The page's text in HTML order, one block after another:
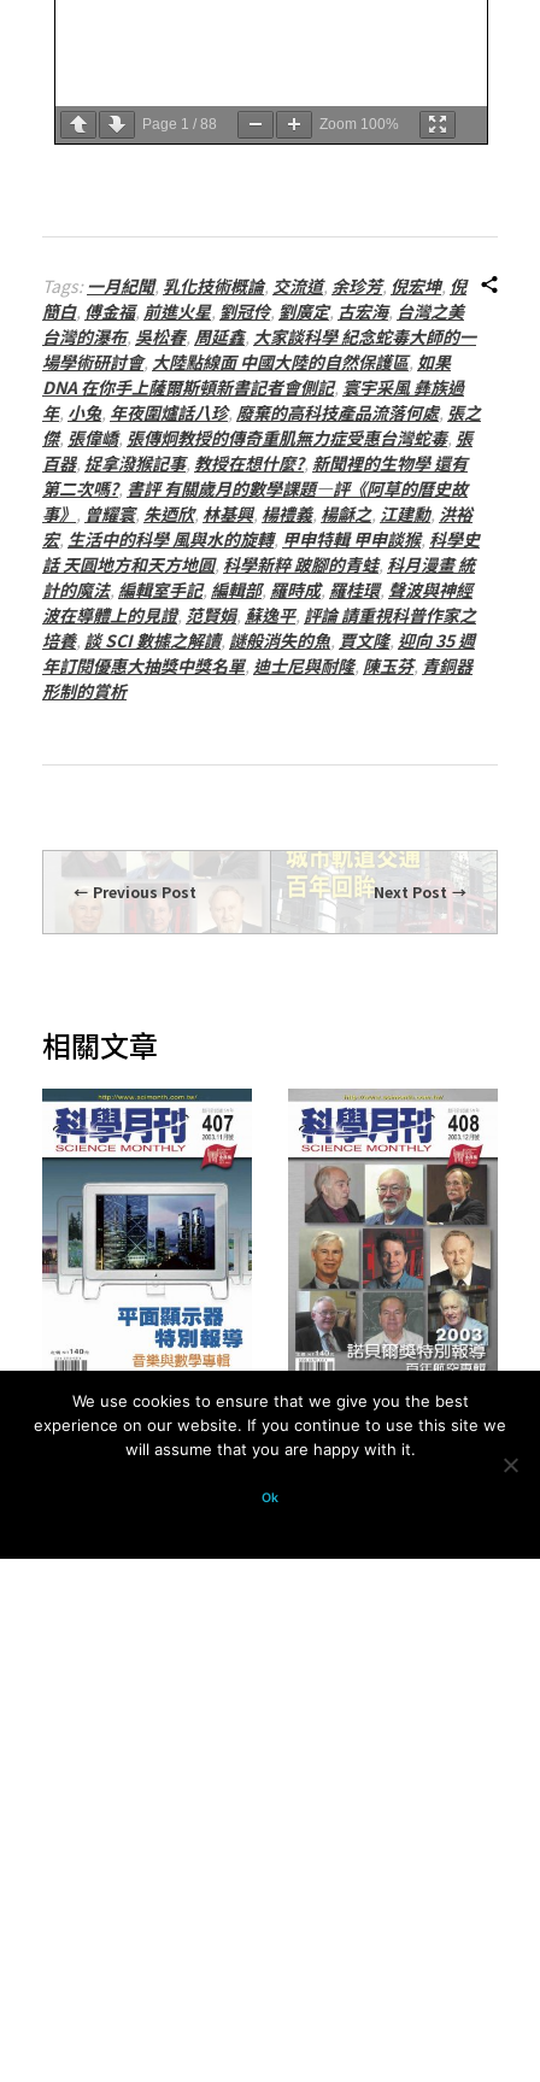
Page 1 / 88 Zoom 100%
Tags:一月紀聞, 乳化技術概論, 交流道, 余珍芳, 倪宏坤, 倪
簡白, 傅金福, 前進火星, 劉冠伶, 劉廣定, 古宏海, 台灣之美
台灣的瀑布, 吳松春, 周延鑫, 大家談科學 紀念蛇毒大師的一
場學術研討會, 大陸點線面 中國大陸的自然保護區, 如果
DNA 在你手上薩爾斯頓新書記者會側記, 寰宇采風 彝族過
年, 小兔, 年夜圍爐話八珍, 廢棄的高科技產品流落何處, 張之
傑, 張偉嶠, 張傳炯教授的傳奇重肌無力症受惠台灣蛇毒, 張
百器, 捉拿潑猴記事, 教授在想什麼?, 新聞裡的生物學 還有
第二次嗎?, 書評 有關歲月的數學課題—評《阿草的曆史故
事》 , 曾耀寰, 朱迺欣, 林基興, 楊禮義, 楊龢之, 江建勳, 洪裕
宏, 生活中的科學 風與水的旋轉, 甲申特輯 甲申談猴, 科學史
話 天圓地方和天方地圓, 科學新粹 跛腳的青蛙, 科月漫畫 統
計的魔法, 編輯室手記, 編輯部, 羅時成, 羅桂環, 聲波與神經
波在導體上的見證, 范賢娟, 蘇逸平, 評論 請重視科普作家之
培養, 談 SCI 數據之解讀, 謎般消失的魚, 賈文隆, 迎向 35 週
年訂閱優惠大抽獎中獎名單, 迪士尼與耐隆, 陳玉芬, 青銅器
形制的賞析
Previous Post Next Post
相關文章
2003 年第 34 卷第
11 期 - 總號第 407 期
2003 年第 34 卷第
12 期 - 總號第 408 期
We use cookies to ensure that we give you the best
experience on our website. If you continue to use this site we
will assume that you are happy with it.
Ok